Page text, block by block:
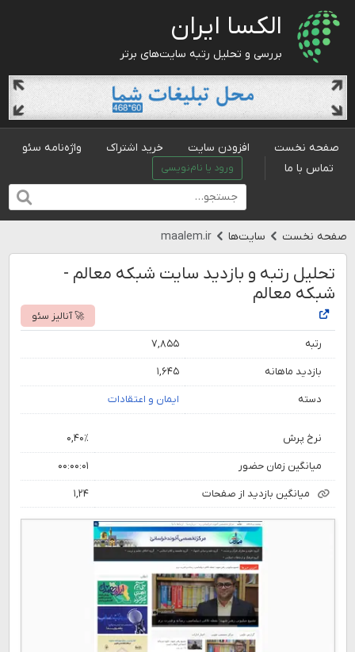
الکسا ایران
بررسی و تحلیل رتبه سایت‌های برتر
صفحه نخست افزودن سایت خرید اشتراک
واژه‌نامه سئو
تماس با ما
ورود یا نام‌نویسی
صفحه نخست سایت‌ها maalem.ir
تحلیل رتبه و بازدید سایت شبکه معالم -
شبکه معالم
🚀 آنالیز سئو
رتبه ۷,۸۵۵
بازدید ماهانه ۱,۶۴۵
دسته ایمان و اعتقادات
نرخ پرش ۰,۴۰٪
میانگین زمان حضور ۰۰:۰۰:۰۱
میانگین بازدید از صفحات ۱,۲۴